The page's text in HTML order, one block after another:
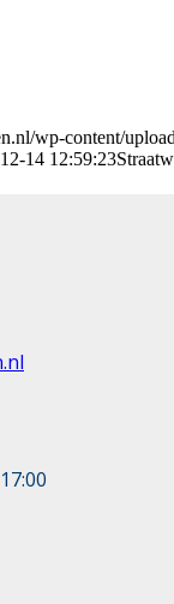
wp-content/
14 12:59:23